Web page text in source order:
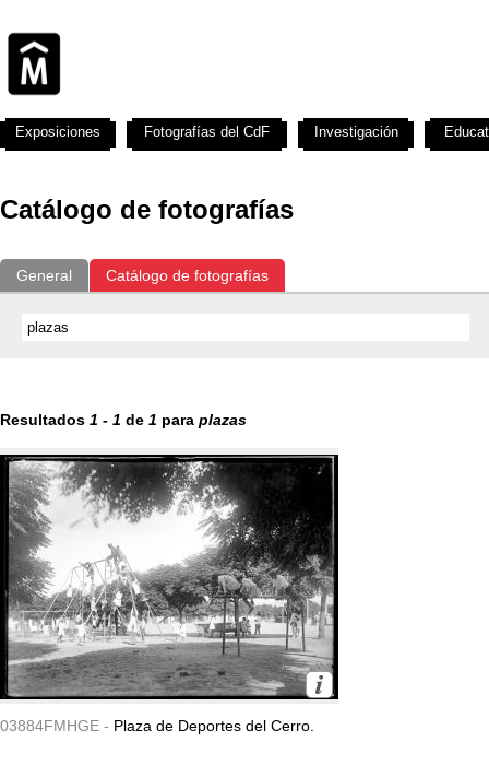
Catálogo de fotografías
General Catálogo de fotografías
Resultados 1 - 1 de 1 para plazas
03884FMHGE - Plaza de Deportes del Cerro.
Exposiciones Fotografías del CdF Investigación